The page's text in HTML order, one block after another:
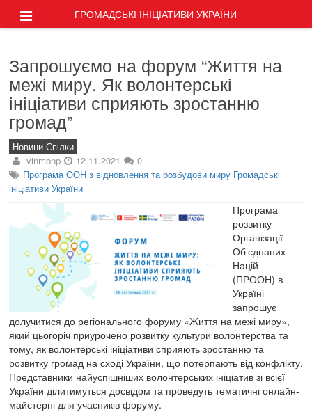
ГРОМАДСЬКІ ІНІЦІАТИВИ УКРАЇНИ
Запрошуємо на форум “Життя на
межі миру. Як волонтерські
ініціативи сприяють зростанню
громад”
Новини Спілки
vinmonp 12.11.2021
0
Програма ООН з відновлення та розбудови миру Громадські
ініціативи України
Програма
розвитку
Організації
Об’єднаних
Націй
(ПРООН) в
Україні
запрошує
долучитися до регіонального форуму «Життя на межі миру»,
який цьогоріч приурочено розвитку культури волонтерства та
тому, як волонтерські ініціативи сприяють зростанню та
розвитку громад на сході України, що потерпають від конфлікту.
Представники найуспішніших волонтерських ініціатив зі всієї
України ділитимуться досвідом та проведуть тематичні онлайн-
майстерні для учасників форуму.